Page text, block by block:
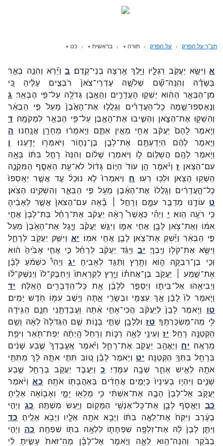
תנ"ך על הפרק על הפרק תורה בראשית כט
א וַיִּשָּׂ֥א יַעֲקֹ֖ב רַגְלָ֑יו וַיֵּ֖לֶךְ אַ֥רְצָה בְנֵי־קֶֽדֶם׃ ב וַיַּ֞רְא וְהִנֵּ֧ה בְאֵ֣ר
בַּשָּׂדֶ֗ה
וְהִנֵּה־שָׁ֞ם שְׁלֹשָׁ֤ה עֶדְרֵי־צֹאן֙ רֹבְצִ֣ים עָלֶ֔יהָ
כִּ֚י
מִן־הַבְּאֵ֣ר הַהִ֔וא יַשְׁק֖וּ הָעֲדָרִ֑ים וְהָאֶ֥בֶן גְּדֹלָ֖ה עַל־פִּ֥י הַבְּאֵֽר׃ ג
וְנֶאֶסְפוּ־שָׁ֣מָּה כָל־הָעֲדָרִ֗ים וְגָלֲל֤וּ אֶת־הָאֶ֙בֶן֙ מֵעַל֙ פִּ֣י הַבְּאֵ֔ר
וְהִשְׁק֖וּ אֶת־הַצֹּ֑אן וְהֵשִׁ֧יבוּ אֶת־הָאֶ֛בֶן עַל־פִּ֥י הַבְּאֵ֖ר לִמְקֹמָֽהּ׃ ד
וַיֹּ֤אמֶר לָהֶם֙ יַעֲקֹ֔ב אַחַ֖י מֵאַ֣יִן אַתֶּ֑ם וַיֹּ֣אמְר֔וּ מֵחָרָ֖ן אֲנָֽחְנוּ׃ ה
וַיֹּ֣אמֶר
לָהֶ֔ם הַיְדַעְתֶּ֖ם אֶת־לָבָ֣ן בֶּן־נָח֑וֹר וַיֹּאמְר֖וּ יָדָֽעְנוּ׃
ו
וַיֹּ֥אמֶר לָהֶ֖ם הֲשָׁל֣וֹם ל֑וֹ וַיֹּאמְר֣וּ שָׁל֔וֹם וְהִנֵּה֙ רָחֵ֣ל בִּתּ֔וֹ בָּאָ֖ה
עִם־הַצֹּֽאן׃ ז וַיֹּ֗אמֶר הֵ֥ן עוֹד֙ הַיּ֣וֹם גָּד֔וֹל לֹא־עֵ֖ת הֵאָסֵ֣ף הַמִּקְנֶ֑ה
הַשְׁק֥וּ הַצֹּ֖אן וּלְכ֥וּ רְעֽוּ׃ ח וַיֹּאמְרוּ֮ לֹ֣א נוּכַל֒ עַ֣ד אֲשֶׁ֤ר יֵאָֽסְפוּ֙
כָּל־הָ֣עֲדָרִ֔ים וְגָֽלֲלוּ֙ אֶת־הָאֶ֔בֶן מֵעַ֖ל פִּ֣י הַבְּאֵ֑ר וְהִשְׁקִ֖ינוּ הַצֹּֽאן׃
ט עוֹדֶ֖נּוּ מְדַבֵּ֣ר עִמָּ֑ם וְרָחֵ֣ל ׀ בָּ֗אָה עִם־הַצֹּאן֙ אֲשֶׁ֣ר לְאָבִ֔יהָ
כִּ֥י רֹעָ֖ה הִֽוא׃ י וַיְהִ֡י כַּאֲשֶׁר֩ רָאָ֨ה יַעֲקֹ֜ב אֶת־רָחֵ֗ל בַּת־לָבָן֙ אֲחִ֣י
אִמּ֔וֹ וְאֶת־צֹ֥אן לָבָ֖ן אֲחִ֣י אִמּ֑וֹ וַיִּגַּ֣שׁ יַעֲקֹ֗ב וַיָּ֤גֶל אֶת־הָאֶ֙בֶן֙ מֵעַל֙
פִּ֣י הַבְּאֵ֔ר וַיַּ֕שְׁקְ אֶת־צֹ֥אן לָבָ֖ן אֲחִ֥י אִמּֽוֹ׃ יא וַיִּשַּׁ֥ק יַעֲקֹ֖ב לְרָחֵ֑ל
וַיִּשָּׂ֥א אֶת־קֹל֖וֹ וַיֵּֽבְךְּ׃ יב וַיַּגֵּ֨ד יַעֲקֹ֜ב לְרָחֵ֗ל כִּ֣י אֲחִ֤י אָבִ֙יהָ֙ ה֔וּא
וְכִ֥י בֶן־רִבְקָ֖ה ה֑וּא וַתָּ֖רָץ וַתַּגֵּ֥ד לְאָבִֽיהָ׃ יג וַיְהִי֩ כִשְׁמֹ֨עַ לָבָ֜ן
אֶת־שֵׁ֣מַע ׀ יַעֲקֹ֣ב בֶּן־אֲחֹת֗וֹ וַיָּ֤רָץ לִקְרָאתוֹ֙ וַיְחַבֶּק־לוֹ֙ וַיְנַשֶּׁק־ל֔וֹ
וַיְבִיאֵ֖הוּ אֶל־בֵּית֑וֹ וַיְסַפֵּ֣ר לְלָבָ֔ן אֵ֥ת כָּל־הַדְּבָרִ֖ים הָאֵֽלֶּה׃ יד
וַיֹּ֤אמֶר לוֹ֙ לָבָ֔ן אַ֛ךְ עַצְמִ֥י וּבְשָׂרִ֖י אָ֑תָּה וַיֵּ֥שֶׁב עִמּ֖וֹ חֹ֥דֶשׁ יָמִֽים׃
טו וַיֹּ֤אמֶר לָבָן֙ לְיַעֲקֹ֔ב הֲכִי־אָחִ֣י אַ֔תָּה וַעֲבַדְתַּ֖נִי חִנָּ֑ם הַגִּ֥ידָה
לִּ֖י מַה־מַּשְׂכֻּרְתֶּֽךָ׃ טז וּלְלָבָ֖ן שְׁתֵּ֣י בָנ֑וֹת שֵׁ֤ם הַגְּדֹלָה֙ לֵאָ֔ה וְשֵׁ֥ם
הַקְּטַנָּ֖ה רָחֵֽל׃ יז וְעֵינֵ֥י לֵאָ֖ה רַכּ֑וֹת וְרָחֵל֙ הָֽיְתָ֔ה יְפַת־תֹּ֖אַר וִיפַ֥ת
מַרְאֶֽה׃ יח וַיֶּאֱהַ֥ב יַעֲקֹ֖ב אֶת־רָחֵ֑ל וַיֹּ֗אמֶר אֶֽעֱבָדְךָ֙ שֶׁ֣בַע שָׁנִ֔ים
בְּרָחֵ֥ל בִּתְּךָ֖ הַקְּטַנָּֽה׃ יט וַיֹּ֣אמֶר לָבָ֗ן ט֚וֹב תִּתִּ֣י אֹתָ֣הּ לָ֔ךְ מִתִּתִּ֥י
אֹתָ֖הּ לְאִ֣ישׁ אַחֵ֑ר שְׁבָ֖ה עִמָּדִֽי׃ כ וַיַּעֲבֹ֧ד יַעֲקֹ֛ב בְּרָחֵ֖ל שֶׁ֣בַע
שָׁנִ֑ים וַיִּהְי֤וּ בְעֵינָיו֙ כְּיָמִ֣ים אֲחָדִ֔ים בְּאַהֲבָת֖וֹ אֹתָֽהּ׃ כא וַיֹּ֨אמֶר
יַעֲקֹ֤ב אֶל־לָבָן֙ הָבָ֣ה אֶת־אִשְׁתִּ֔י כִּ֥י מָלְא֖וּ יָמָ֑י וְאָב֖וֹאָה אֵלֶֽיהָ׃
כב וַיֶּאֱסֹ֥ף לָבָ֛ן אֶת־כָּל־אַנְשֵׁ֥י הַמָּק֖וֹם וַיַּ֥עַשׂ מִשְׁתֶּֽה׃ כג וַיְהִ֣י
בָעֶ֔רֶב וַיִּקַּח֙ אֶת־לֵאָ֣ה בִתּ֔וֹ וַיָּבֵ֥א אֹתָ֖הּ אֵלָ֑יו וַיָּבֹ֖א אֵלֶֽיהָ׃ כד
וַיִּתֵּ֤ן לָבָן֙ לָ֔הּ אֶת־זִלְפָּ֖ה שִׁפְחָת֑וֹ לְלֵאָ֥ה בִתּ֖וֹ שִׁפְחָֽה׃ כה וַיְהִ֣י
בַבֹּ֔קֶר
וְהִנֵּה־הִ֖וא לֵאָ֑ה וַיֹּ֣אמֶר אֶל־לָבָ֗ן מַה־זֹּאת֙ עָשִׂ֣יתָ לִּ֔י